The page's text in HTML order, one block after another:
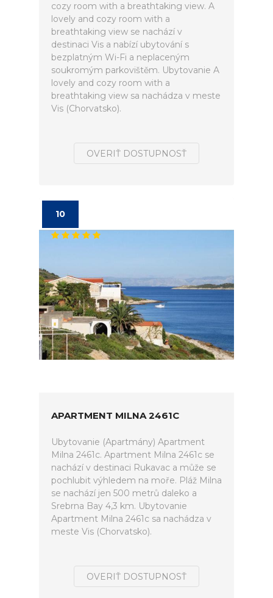
cozy room with a breathtaking view. A
lovely and cozy room with a
breathtaking view se nachází v
destinaci Vis a nabízí ubytování s
bezplatným Wi-Fi a neplaceným
soukromým parkovištěm. Ubytovanie A
lovely and cozy room with a
breathtaking view sa nachádza v meste
Vis (Chorvatsko).
OVERIŤ DOSTUPNOSŤ
10
APARTMENT MILNA 2461C
Ubytovanie (Apartmány) Apartment
Milna 2461c. Apartment Milna 2461c se
nachází v destinaci Rukavac a může se
pochlubit výhledem na moře. Pláž Milna
se nachází jen 500 metrů daleko a
Srebrna Bay 4,3 km. Ubytovanie
Apartment Milna 2461c sa nachádza v
meste Vis (Chorvatsko).
OVERIŤ DOSTUPNOSŤ